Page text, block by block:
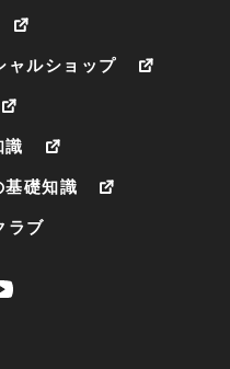
ャルショップ
識
基礎知識
ラブ